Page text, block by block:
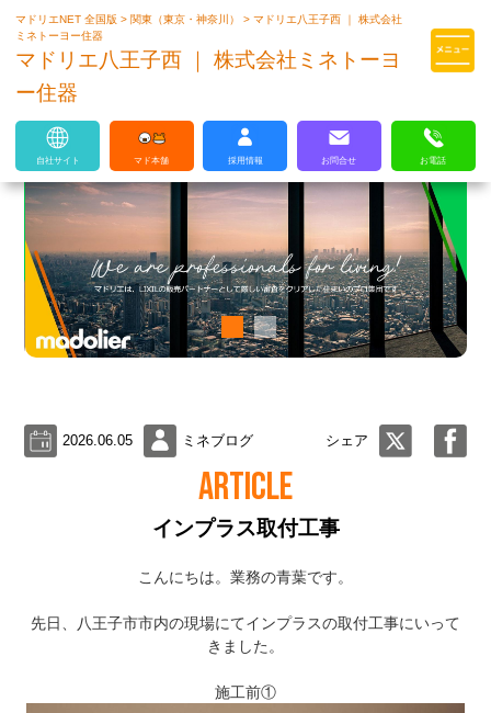
マドリエはLIXILの厳しい基準を
マドリエNET 全国版> 関東（東京・神奈川）>マドリエ八王子西 ｜ 株式会社
ミネトーヨー住器
マドリエ八王子西 ｜ 株式会社ミネトーヨ
ー住器
自社サイト マド本舗 採用情報 お問合せ お電話
2026.06.05 ミネブログ シェア
ARTICLE
インプラス取付工事